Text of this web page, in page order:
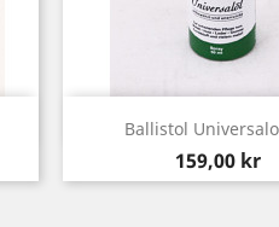
Ballistol
Pris
159,00 kr
 Snabbvy